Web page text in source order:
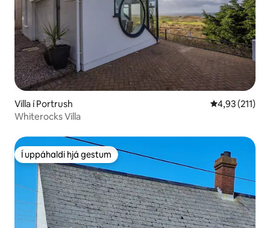
Villa í Portrush 4,93 af 5 í
4,93 (211)
Whiterocks Villa
Í uppáhaldi hjá gestum
Í uppáhaldi hjá gestum